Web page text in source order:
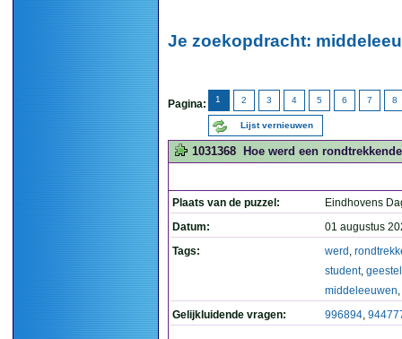
Je zoekopdracht:
Pagina: 1 2 3 4 5 6 7 8
Lijst vernieuwen
1031368 Hoe werd een
Plaats van de puzzel:
Eindhovens
Datum:
01 augustus
Tags:
werd ,
student,
middeleeuwen,
Gelijkluidende vragen:
996894,